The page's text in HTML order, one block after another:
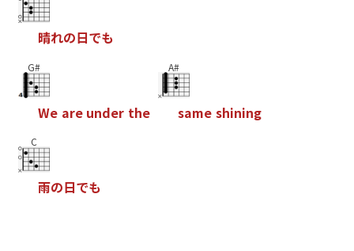
晴れの日でも
G#
We are under the
A#
same shining
C
雨の日でも